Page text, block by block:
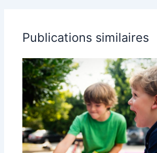
Publications similaires